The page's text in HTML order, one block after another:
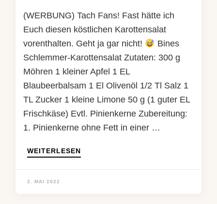
(WERBUNG) Tach Fans! Fast hätte ich
Euch diesen köstlichen Karottensalat
vorenthalten. Geht ja gar nicht!
Bines
Schlemmer-Karottensalat Zutaten: 300 g
Möhren 1 kleiner Apfel 1 EL
Blaubeerbalsam 1 El Olivenöl 1/2 Tl Salz 1
TL Zucker 1 kleine Limone 50 g (1 guter EL
Frischkäse) Evtl. Pinienkerne Zubereitung:
1. Pinienkerne ohne Fett in einer …
WEITERLESEN
2. MAI 2022